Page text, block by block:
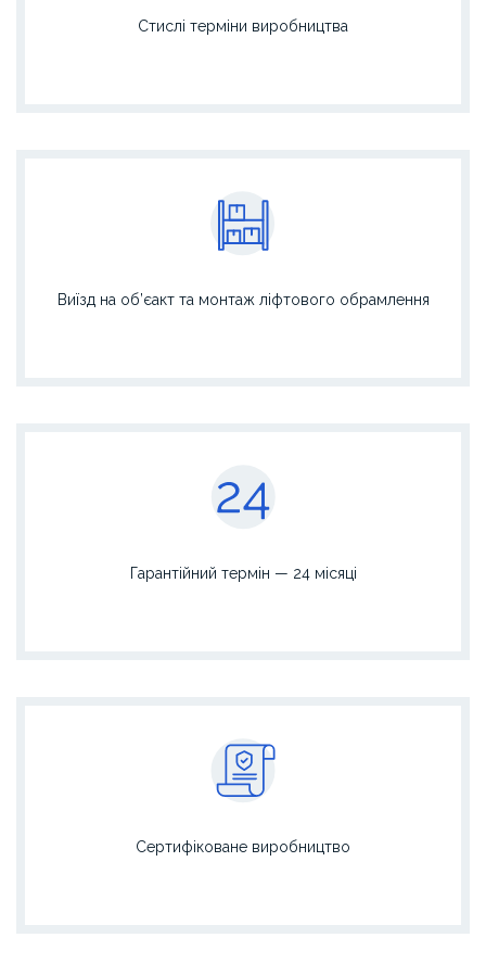
Стислі терміни виробництва
Виїзд на об’єaкт та монтаж ліфтового обрамлення
Гарантійний термін — 24 місяці
Сертифіковане виробництво